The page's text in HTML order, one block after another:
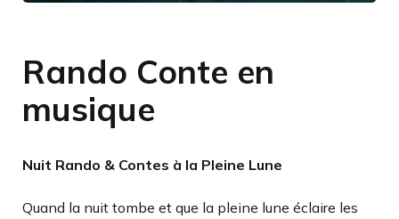
Rando Conte en
musique
Nuit Rando & Contes à la Pleine Lune
Quand la nuit tombe et que la pleine lune éclaire les